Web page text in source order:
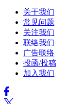
关于我们
常见问题
关注我们
联络我们
广告联络
投函/投稿
加入我们